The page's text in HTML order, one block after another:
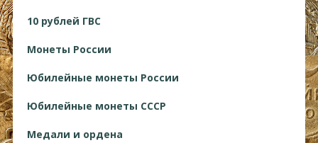
10 рублей ГВС
Монеты России
Юбилейные монеты России
Юбилейные монеты СССР
Медали и ордена